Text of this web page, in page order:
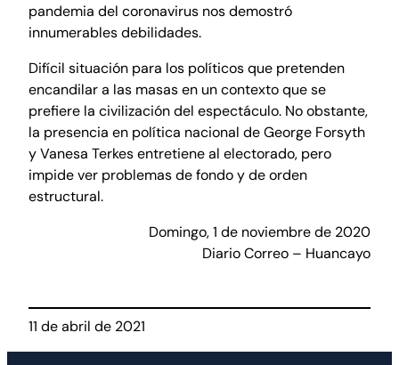
pandemia del coronavirus nos demostró
innumerables debilidades.
Difícil situación para los políticos que pretenden
encandilar a las masas en un contexto que se
prefiere la civilización del espectáculo. No obstante,
la presencia en política nacional de George Forsyth
y Vanesa Terkes entretiene al electorado, pero
impide ver problemas de fondo y de orden
estructural.
Domingo, 1 de noviembre de 2020
Diario Correo – Huancayo
11 de abril de 2021